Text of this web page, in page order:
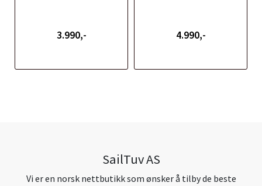
3.990,- 4.990,-
SailTuv AS
Vi er en norsk nettbutikk som ønsker å tilby de beste